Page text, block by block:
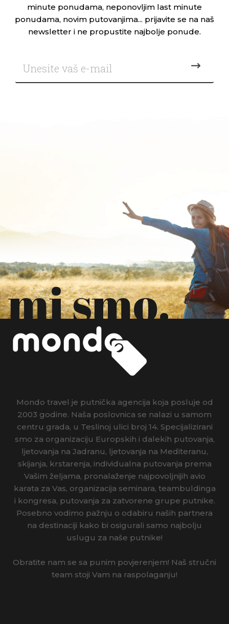
minute ponudama, neponovljim last minute
ponudama, novim putovanjima... prijavite se na naš
newsletter i ne propustite najbolje ponude.
mi smo.
Mondo travel je putnička agencija koja posluje od
2003 godine. Naša poslovnica se nalazi u samom
centru grada, u Teslinoj ulici broj 14. Specijalizirani
smo za organizaciju Europskih i dalekih putovanja,
ljetovanja na Jadranu, ljetovanja na Mediteranu,
skijanja, krstarenja, individualna putovanja prema
Vašim željama, pronalaženje najpovoljnijih avio
karata za Vas, organizacija seminara, teambuldinga
i kongresa, putovanja za zatvorene grupe putnike.
Posebno vodimo pažnju o odabiru naših partnera
na destinaciji kako bi osigurali samo najbolju
uslugu za naše putnike!
Obratite nam se sa punim povjerenjem! Naš stručni
team stoji Vam na raspolaganju!